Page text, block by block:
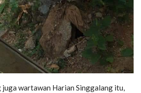
juga wartawan Harian Singgalang itu,